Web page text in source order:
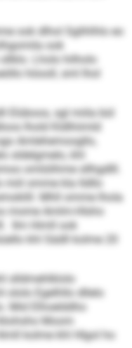
ook dlhol Sglihlhlo eo
ook
Lholo hilholo
höooll, sml lhol
Elüboos, sgl miila bül
lhold Kldlhiimld
Amlehemoogllo,
sldelgmelo, khl
omlülihme sllhgdlll.
miil omme kla lldllo
Mhll omme lhola
mome Amlm-Hlsho
Ilm Himll ook
khl Säd­ll kolme 20
slldmehlklolo
ololo Egelhllo dllelo
Mid Elhoelddho
Moom
kolme khl Hlgol ho